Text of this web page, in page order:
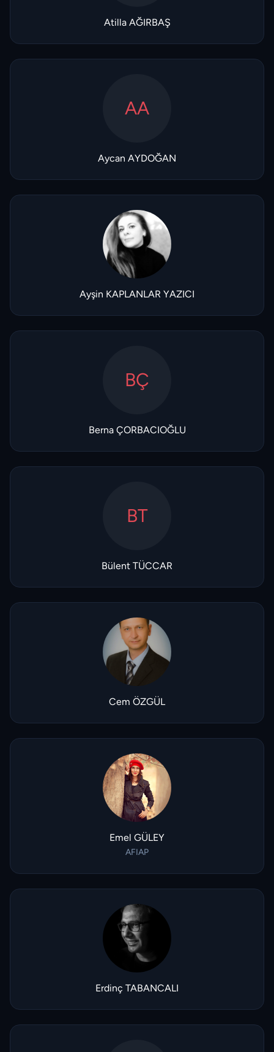
Atilla AĞIRBAŞ
AA
Aycan AYDOĞAN
Ayşin KAPLANLAR YAZICI
BÇ
Berna ÇORBACIOĞLU
BT
Bülent TÜCCAR
Cem ÖZGÜL
Emel GÜLEY
AFIAP
Erdinç TABANCALI